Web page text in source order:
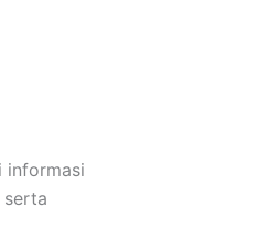
informasi
serta